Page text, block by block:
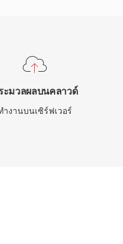
ะมวลผลบนคลาวด์
ำงานบนเซิร์ฟเวอร์